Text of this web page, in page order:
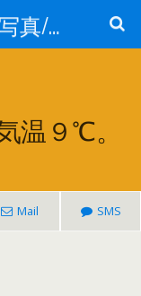
今日の佐渡島 風景写真/天気/お酒/お米/温泉
温９℃。
Mail SMS